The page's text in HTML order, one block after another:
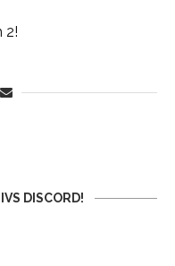
2!
DISCORD!